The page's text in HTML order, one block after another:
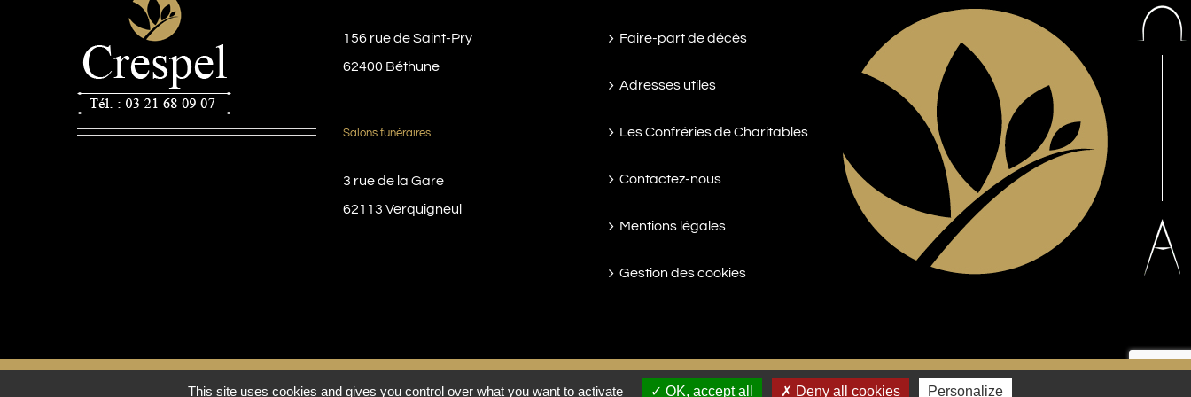
156 rue de Saint-Pry
62400 Béthune
Salons funéraires
3 rue de la Gare
62113 Verquigneul
Faire-part de décès
Adresses utiles
Les Confréries de Charitables
Contactez-nous
Mentions légales
Gestion des cookies
2026 | Pompes funèbres Crespel
This site uses cookies and gives you control over what you want to activate OK, accept all Deny all cookies Personalize